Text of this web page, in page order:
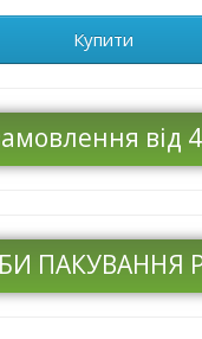
Купити
від
ПАКУВАННЯ